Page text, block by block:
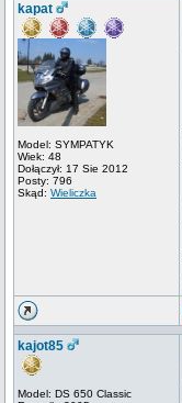
kapat
Model: SYMPATYK
Wiek: 48
Dołączył: 17 Sie 2012
Posty: 796
Skąd: Wieliczka
kajot85
Model: DS 650 Classic